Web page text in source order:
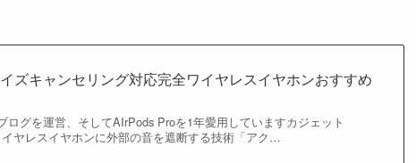
ズキャンセリング対応完全ワイヤレスイヤホンおすすめ
ログを運営、そしてAIrPods Proを1年愛用していますカジェット
ヤレスイヤホンに外部の音を遮断する技術「アク…